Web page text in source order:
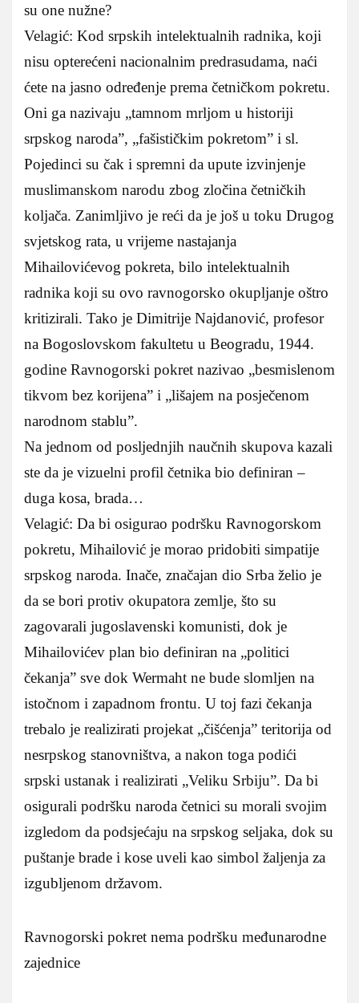
su one nužne?
Velagić: Kod srpskih intelektualnih radnika, koji
nisu opterećeni nacionalnim predrasudama, naći
ćete na jasno određenje prema četničkom pokretu.
Oni ga nazivaju „tamnom mrljom u historiji
srpskog naroda”, „fašističkim pokretom” i sl.
Pojedinci su čak i spremni da upute izvinjenje
muslimanskom narodu zbog zločina četničkih
koljača. Zanimljivo je reći da je još u toku Drugog
svjetskog rata, u vrijeme nastajanja
Mihailovićevog pokreta, bilo intelektualnih
radnika koji su ovo ravnogorsko okupljanje oštro
kritizirali. Tako je Dimitrije Najdanović, profesor
na Bogoslovskom fakultetu u Beogradu, 1944.
godine Ravnogorski pokret nazivao „besmislenom
tikvom bez korijena” i „lišajem na posječenom
narodnom stablu”.
Na jednom od posljednjih naučnih skupova kazali
ste da je vizuelni profil četnika bio definiran –
duga kosa, brada…
Velagić: Da bi osigurao podršku Ravnogorskom
pokretu, Mihailović je morao pridobiti simpatije
srpskog naroda. Inače, značajan dio Srba želio je
da se bori protiv okupatora zemlje, što su
zagovarali jugoslavenski komunisti, dok je
Mihailovićev plan bio definiran na „politici
čekanja” sve dok Wermaht ne bude slomljen na
istočnom i zapadnom frontu. U toj fazi čekanja
trebalo je realizirati projekat „čišćenja” teritorija od
nesrpskog stanovništva, a nakon toga podići
srpski ustanak i realizirati „Veliku Srbiju”. Da bi
osigurali podršku naroda četnici su morali svojim
izgledom da podsjećaju na srpskog seljaka, dok su
puštanje brade i kose uveli kao simbol žaljenja za
izgubljenom državom.
Ravnogorski pokret nema podršku međunarodne
zajednice